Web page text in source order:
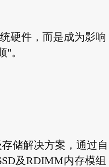
硬件，而是成为影响
。
储解决方案，通过自
及RDIMM内存模组